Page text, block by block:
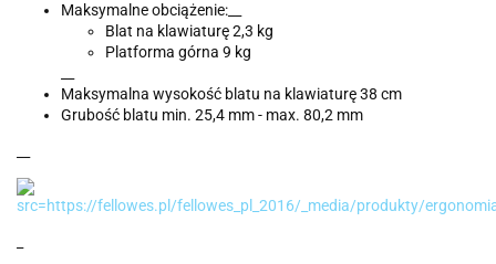
Maksymalne obciążenie:__
Blat na klawiaturę 2,3 kg
Platforma górna 9 kg
Maksymalna wysokość blatu na klawiaturę 38 cm
Grubość blatu min. 25,4 mm - max. 80,2 mm